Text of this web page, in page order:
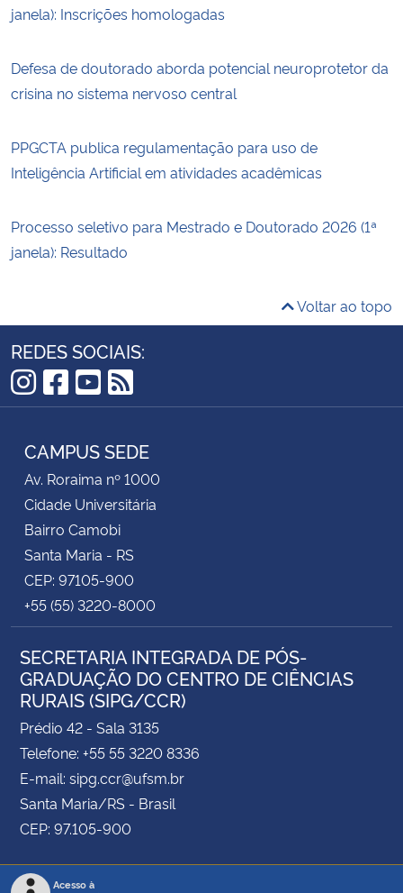
janela): Inscrições homologadas
Defesa de doutorado aborda potencial neuroprotetor da
crisina no sistema nervoso central
PPGCTA publica regulamentação para uso de
Inteligência Artificial em atividades acadêmicas
Processo seletivo para Mestrado e Doutorado 2026 (1ª
janela): Resultado
Voltar ao topo
REDES SOCIAIS:
Instagram
Facebook
YouTube
RSS
CAMPUS SEDE
Av. Roraima nº 1000
Cidade Universitária
Bairro Camobi
Santa Maria - RS
CEP: 97105-900
+55 (55) 3220-8000
SECRETARIA INTEGRADA DE PÓS-
GRADUAÇÃO DO CENTRO DE CIÊNCIAS
RURAIS (SIPG/CCR)
Prédio 42 - Sala 3135
Telefone: +55 55 3220 8336
E-mail: sipg.ccr@ufsm.br
Santa Maria/RS - Brasil
CEP: 97.105-900
Acesso à